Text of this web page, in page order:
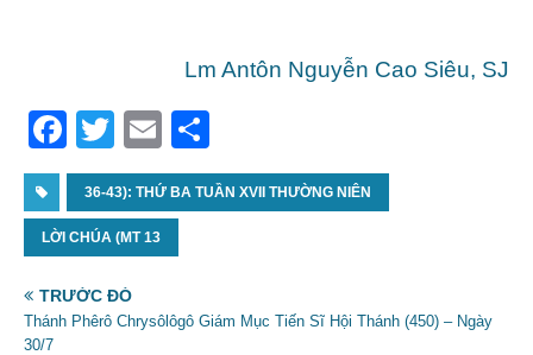
Lm Antôn Nguyễn Cao Siêu, SJ
F
a
c
e
b
o
T
w
itt
er
E
m
ai
h
ar
36-43): THỨ BA TUẦN XVII THƯỜNG NIÊN
LỜI CHÚA (MT 13
TRƯỚC ĐÓ
Thánh Phêrô Chrysôlôgô Giám Mục Tiến Sĩ Hội Thánh (450) – Ngày
30/7